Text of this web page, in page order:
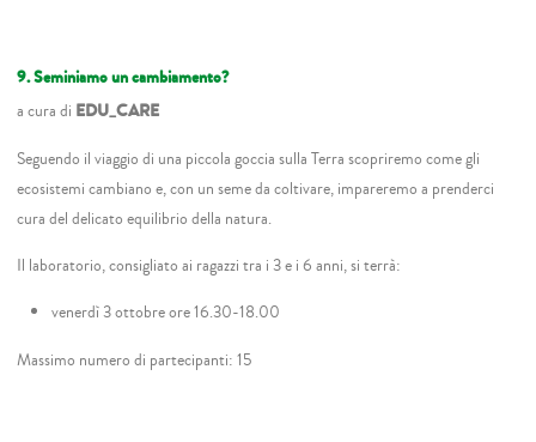
9. Seminiamo un cambiamento?
a cura di EDU_CARE
Seguendo il viaggio di una piccola goccia sulla Terra scopriremo come gli
ecosistemi cambiano e, con un seme da coltivare, impareremo a prenderci
cura del delicato equilibrio della natura.
Il laboratorio, consigliato ai ragazzi tra i 3 e i 6 anni, si terrà:
venerdì 3 ottobre ore 16.30-18.00
Massimo numero di partecipanti: 15